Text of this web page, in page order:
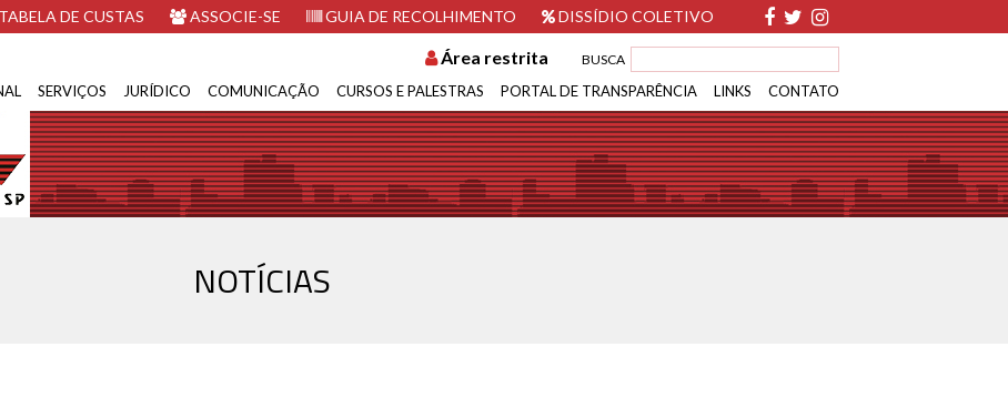
TABELA DE CUSTAS ASSOCIE-SE GUIA DE RECOLHIMENTO DISSÍDIO COLETIVO
BUSCA
Área restrita
SERVIÇOS JURÍDICO COMUNICAÇÃO CURSOS E PALESTRAS PORTAL DE TRANSPARÊNCIA LINKS CONTATO
NOTÍCIAS